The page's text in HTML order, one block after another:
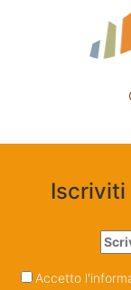
Iscriviti
Accetto